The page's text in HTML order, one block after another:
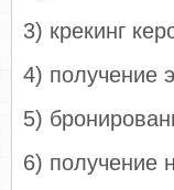
3) крекинг
4) получение
5)
6) получение